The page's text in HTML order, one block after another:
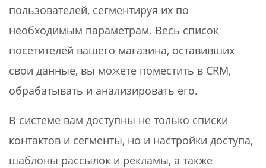
пользователей, сегментируя их по
необходимым параметрам. Весь список
посетителей вашего магазина, оставивших
свои данные, вы можете поместить в CRM,
обрабатывать и анализировать его.
В системе вам доступны не только списки
контактов и сегменты, но и настройки доступа,
шаблоны рассылок и рекламы, а также